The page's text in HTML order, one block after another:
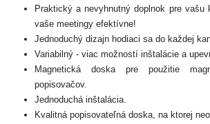
Praktický a nevyhnutný doplnok pre vašu
vaše meetingy efektívne!
Jednoduchý dizajn hodiaci sa do každej
Variabilný - viac možností inštalácie a
Magnetická doska pre použitie
popisovačov.
Jednoduchá inštalácia.
Kvalitná popisovateľná doska, na ktorej